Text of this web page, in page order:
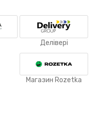
Делівері
Магазин Rozetka